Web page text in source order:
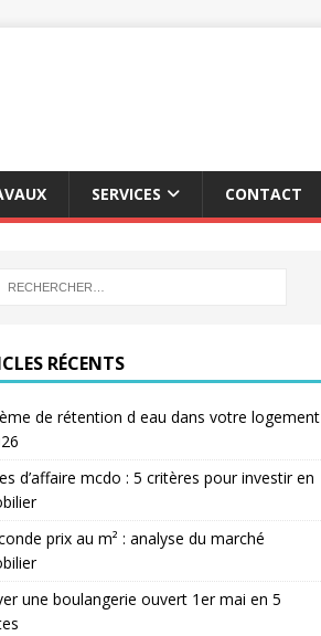
SERVICES CONTACT
RÉCENTS
de rétention d eau dans votre logement
d’affaire mcdo : 5 critères pour investir en
prix au m² : analyse du marché
une boulangerie ouvert 1er mai en 5